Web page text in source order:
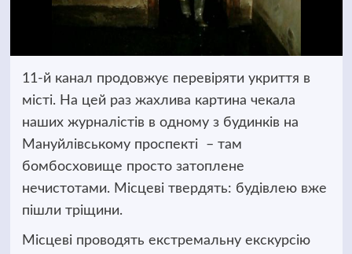
11-й канал продовжує перевіряти укриття в
місті. На цей раз жахлива картина чекала
наших журналістів в одному з будинків на
Мануйлівському проспекті
– там
бомбосховище просто затоплене
нечистотами. Місцеві твердять: будівлею вже
пішли тріщини.
Місцеві проводять екстремальну екскурсію